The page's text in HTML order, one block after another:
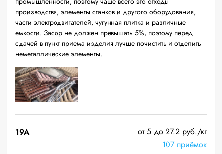
производства, элементы станков и другого оборудования,
части электродвигателей, чугунная плитка и различные
емкости. Засор не должен превышать 5%, поэтому перед
сдачей в пункт приема изделия лучше почистить и отделить
неметаллические элементы.
19A
от 5 до 27.2 руб./кг
107 приёмок